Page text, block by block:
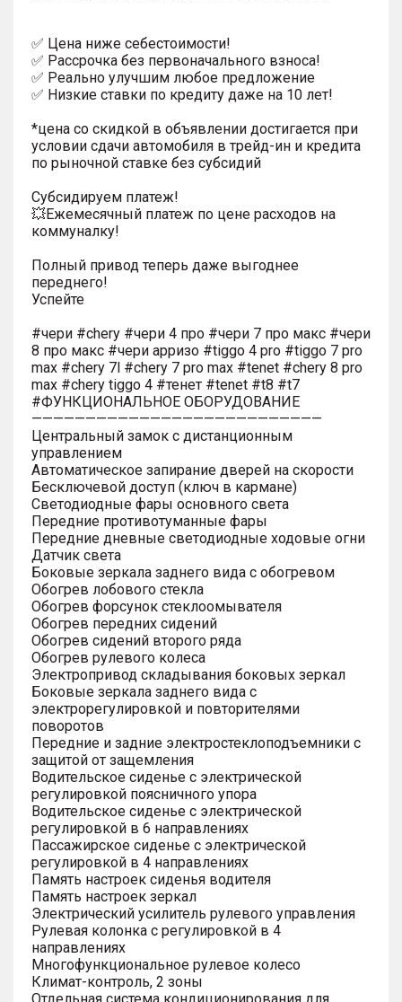
✅ Цена ниже себестоимости!
✅ Рассрочка без первоначального взноса!
✅ Реально улучшим любое предложение
✅ Низкие ставки по кредиту даже на 10 лет!
*цена со скидкой в объявлении достигается при
условии сдачи автомобиля в трейд-ин и кредита
по рыночной ставке без субсидий
Субсидируем платеж!
💥Ежемесячный платеж по цене расходов на
коммуналку!
Полный привод теперь даже выгоднее
переднего!
Успейте
#чери #chery #чери 4 про #чери 7 про макс #чери
8 про макс #чери арризо #tiggo 4 pro #tiggo 7 pro
max #chery 7l #chery 7 pro max #tenet #chery 8 pro
max #chery tiggo 4 #тенет #tenet #t8 #t7
#ФУНКЦИОНАЛЬНОЕ ОБОРУДОВАНИЕ
———————————————————————————
Центральный замок с дистанционным
управлением
Автоматическое запирание дверей на скорости
Бесключевой доступ (ключ в кармане)
Светодиодные фары основного света
Передние противотуманные фары
Передние дневные светодиодные ходовые огни
Датчик света
Боковые зеркала заднего вида с обогревом
Обогрев лобового стекла
Обогрев форсунок стеклоомывателя
Обогрев передних сидений
Обогрев сидений второго ряда
Обогрев рулевого колеса
Электропривод складывания боковых зеркал
Боковые зеркала заднего вида с
электрорегулировкой и повторителями
поворотов
Передние и задние электростеклоподъемники с
защитой от защемления
Водительское сиденье с электрической
регулировкой поясничного упора
Водительское сиденье с электрической
регулировкой в 6 направлениях
Пассажирское сиденье с электрической
регулировкой в 4 направлениях
Память настроек сиденья водителя
Память настроек зеркал
Электрический усилитель рулевого управления
Рулевая колонка с регулировкой в 4
направлениях
Многофункциональное рулевое колесо
Климат-контроль, 2 зоны
Отдельная система кондиционирования для